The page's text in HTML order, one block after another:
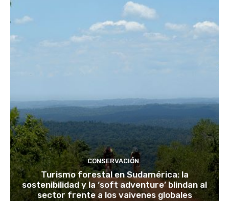
CONSERVACIÓN
Turismo forestal en Sudamérica: la
sostenibilidad y la ‘soft adventure’ blindan al
sector frente a los vaivenes globales